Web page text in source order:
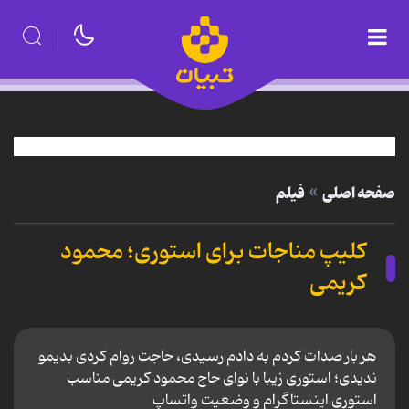
صفحه اصلی فیلم
کلیپ مناجات برای استوری؛ محمود
کریمی
هر بار صدات کردم به دادم رسیدی، حاجت روام کردی بدیمو
ندیدی؛ استوری زیبا با نوای حاج محمود کریمی مناسب
استوری اینستاگرام و وضعیت واتساپ